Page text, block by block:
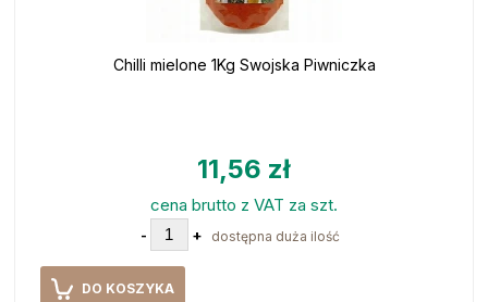
Chilli mielone 1Kg Swojska Piwniczka
11,56 zł
cena brutto z VAT za szt.
- + dostępna duża ilość
DO KOSZYKA